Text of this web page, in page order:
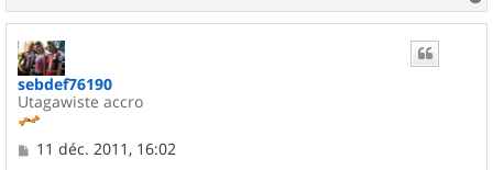
a
u
sebdef76190
Utagawiste accro
M11 déc. 2011, 16:02